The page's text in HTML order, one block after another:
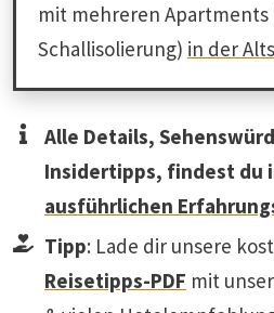
mit mehreren Apartments
Schallisolierung) in der
Alle Details,
Insidertipps, findest du
ausführlichen
Tipp: Lade dir unsere
Reisetipps-PDF mit